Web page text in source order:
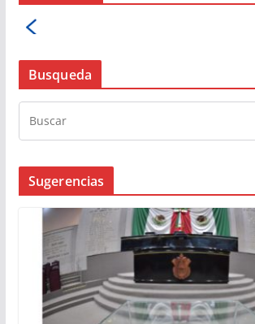
Busqueda
Sugerencias